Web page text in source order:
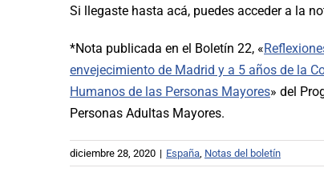
Si llegaste hasta acá, puedes acceder a la
*Nota publicada en el Boletín 22, «
envejecimiento de Madrid y a 5 años de la
Humanos de las Personas Mayores» del
Personas Adultas Mayores.
diciembre 28, 2020 | España, Notas del boletín